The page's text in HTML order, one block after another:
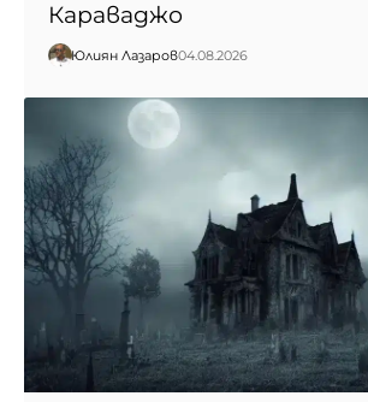
Караваджо
Юлиян Лазаров04.08.2026